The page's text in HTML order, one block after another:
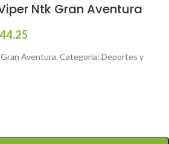
Ntk Gran Aventura
Aventura. Categoría: Deportes y